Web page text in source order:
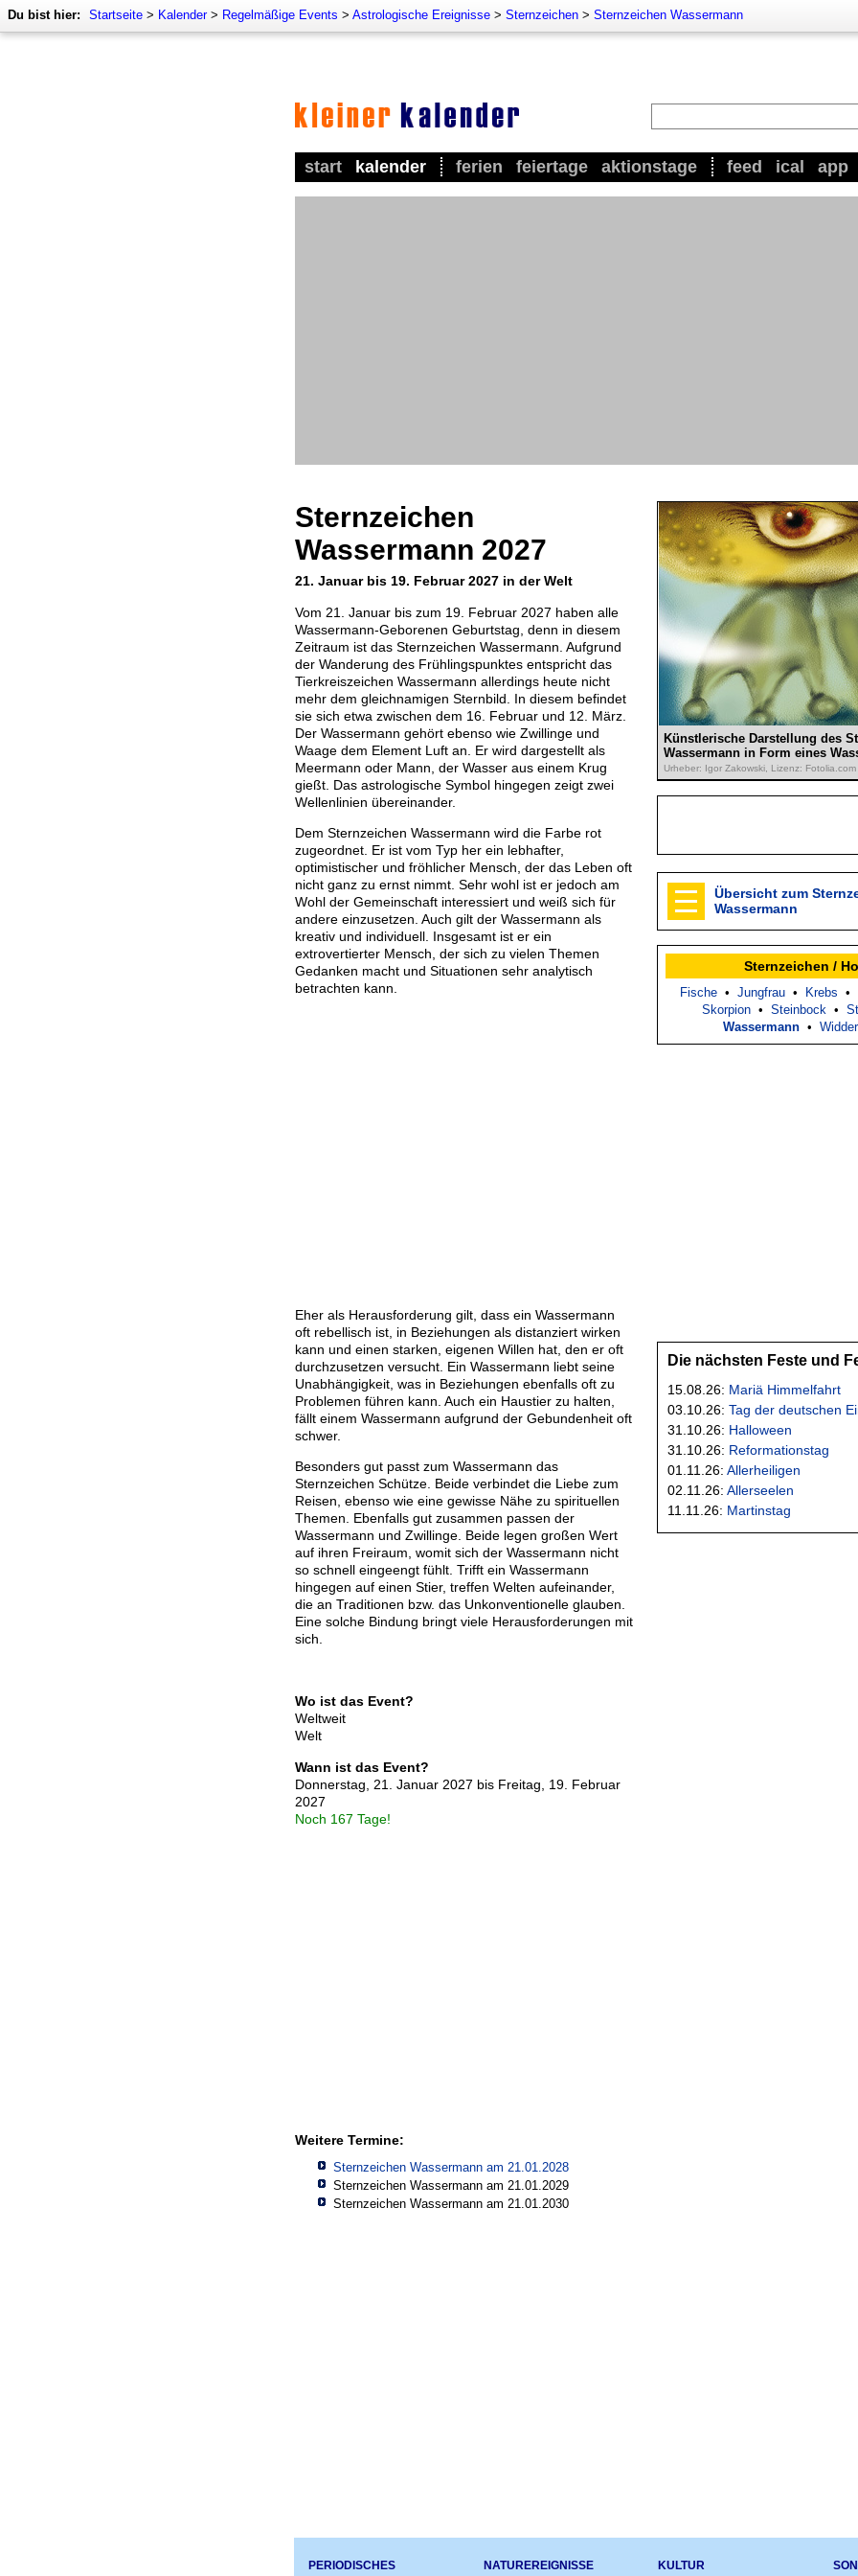
Du bist hier: Startseite > Kalender> Regelmäßige Events > Astrologische Ereignisse > Sternzeichen > Sternzeichen Wassermann
start kalender ferien feiertage aktionstage feed ical app
Sternzeichen
Wassermann 2027
21. Januar bis 19. Februar 2027 in der Welt
Künstlerische Darstellung des
Wassermann in Form eines
Urheber: Igor Zakowski, Lizenz: Fotolia.com
Vom 21. Januar bis zum 19. Februar 2027 haben alle
Wassermann-Geborenen Geburtstag, denn in diesem
Zeitraum ist das Sternzeichen Wassermann. Aufgrund
der Wanderung des Frühlingspunktes entspricht das
Tierkreiszeichen Wassermann allerdings heute nicht
mehr dem gleichnamigen Sternbild. In diesem befindet
sie sich etwa zwischen dem 16. Februar und 12. März.
Der Wassermann gehört ebenso wie Zwillinge und
Waage dem Element Luft an. Er wird dargestellt als
Meermann oder Mann, der Wasser aus einem Krug
gießt. Das astrologische Symbol hingegen zeigt zwei
Wellenlinien übereinander.
Dem Sternzeichen Wassermann wird die Farbe rot
zugeordnet. Er ist vom Typ her ein lebhafter,
optimistischer und fröhlicher Mensch, der das Leben oft
nicht ganz zu ernst nimmt. Sehr wohl ist er jedoch am
Wohl der Gemeinschaft interessiert und weiß sich für
andere einzusetzen. Auch gilt der Wassermann als
kreativ und individuell. Insgesamt ist er ein
extrovertierter Mensch, der sich zu vielen Themen
Gedanken macht und Situationen sehr analytisch
betrachten kann.
Eher als Herausforderung gilt, dass ein Wassermann
oft rebellisch ist, in Beziehungen als distanziert wirken
kann und einen starken, eigenen Willen hat, den er oft
durchzusetzen versucht. Ein Wassermann liebt seine
Unabhängigkeit, was in Beziehungen ebenfalls oft zu
Problemen führen kann. Auch ein Haustier zu halten,
fällt einem Wassermann aufgrund der Gebundenheit oft
schwer.
Besonders gut passt zum Wassermann das
Sternzeichen Schütze. Beide verbindet die Liebe zum
Reisen, ebenso wie eine gewisse Nähe zu spirituellen
Themen. Ebenfalls gut zusammen passen der
Wassermann und Zwillinge. Beide legen großen Wert
auf ihren Freiraum, womit sich der Wassermann nicht
so schnell eingeengt fühlt. Trifft ein Wassermann
hingegen auf einen Stier, treffen Welten aufeinander,
die an Traditionen bzw. das Unkonventionelle glauben.
Eine solche Bindung bringt viele Herausforderungen mit
sich.
Wo ist das Event?
Weltweit
Welt
Wann ist das Event?
Donnerstag, 21. Januar 2027 bis Freitag, 19. Februar
2027
Noch 167 Tage!
Weitere Termine:
Sternzeichen Wassermann am 21.01.2028
Sternzeichen Wassermann am 21.01.2029
Sternzeichen Wassermann am 21.01.2030
Übersicht zum
Wassermann
Sternzeichen /
Fische • Jungfrau • Krebs •
Skorpion • Steinbock •
Wassermann • Widder
Die nächsten Feste und
15.08.26: Mariä Himmelfahrt
03.10.26: Tag der deutschen
31.10.26: Halloween
31.10.26: Reformationstag
01.11.26: Allerheiligen
02.11.26: Allerseelen
11.11.26: Martinstag
PERIODISCHES NATUREREIGNISSE KULTUR